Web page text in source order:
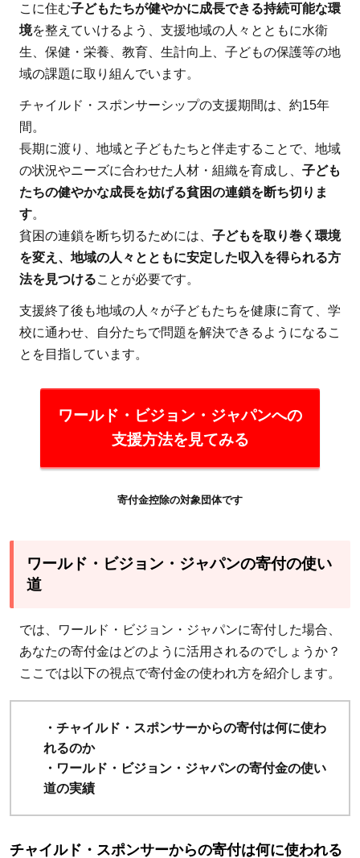
こに住む子どもたちが健やかに成長できる持続可能な環
境を整えていけるよう、支援地域の人々とともに水衛
生、保健・栄養、教育、生計向上、子どもの保護等の地
域の課題に取り組んでいます。
チャイルド・スポンサーシップの支援期間は、約15年
間。
長期に渡り、地域と子どもたちと伴走することで、地域
の状況やニーズに合わせた人材・組織を育成し、 子ども
たちの健やかな成長を妨げる貧困の連鎖を断ち切りま
す。
貧困の連鎖を断ち切るためには、 子どもを取り巻く環境
を変え、地域の人々とともに安定した収入を得られる方
法を見つけることが必要です。
支援終了後も地域の人々が子どもたちを健康に育て、学
校に通わせ、自分たちで問題を解決できるようになるこ
とを目指しています。
ワールド・ビジョン・ジャパンへの
支援方法を見てみる
寄付金控除の対象団体です
ワールド・ビジョン・ジャパンの寄付の使い
道
では、ワールド・ビジョン・ジャパンに寄付した場合、
あなたの寄付金はどのように活用されるのでしょうか？
ここでは以下の視点で寄付金の使われ方を紹介します。
・チャイルド・スポンサーからの寄付は何に使わ
れるのか
・ワールド・ビジョン・ジャパンの寄付金の使い
道の実績
チャイルド・スポンサーからの寄付は何に使われる